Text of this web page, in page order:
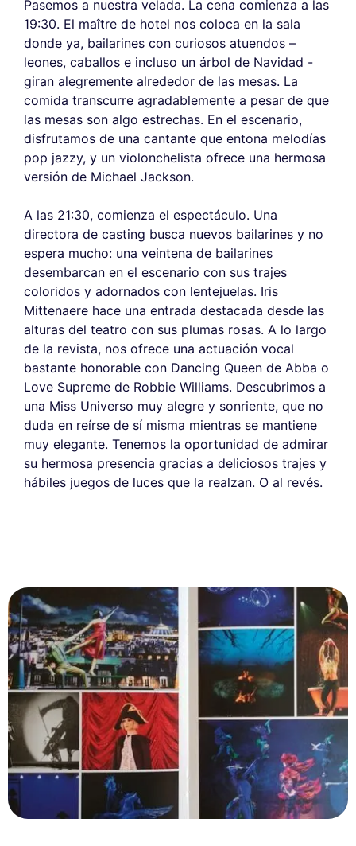
Pasemos a nuestra velada. La cena comienza a las
19:30. El maître de hotel nos coloca en la sala
donde ya, bailarines con curiosos atuendos –
leones, caballos e incluso un árbol de Navidad -
giran alegremente alrededor de las mesas. La
comida transcurre agradablemente a pesar de que
las mesas son algo estrechas. En el escenario,
disfrutamos de una cantante que entona melodías
pop jazzy, y un violonchelista ofrece una hermosa
versión de Michael Jackson.
A las 21:30, comienza el espectáculo. Una
directora de casting busca nuevos bailarines y no
espera mucho: una veintena de bailarines
desembarcan en el escenario con sus trajes
coloridos y adornados con lentejuelas. Iris
Mittenaere hace una entrada destacada desde las
alturas del teatro con sus plumas rosas. A lo largo
de la revista, nos ofrece una actuación vocal
bastante honorable con Dancing Queen de Abba o
Love Supreme de Robbie Williams. Descubrimos a
una Miss Universo muy alegre y sonriente, que no
duda en reírse de sí misma mientras se mantiene
muy elegante. Tenemos la oportunidad de admirar
su hermosa presencia gracias a deliciosos trajes y
hábiles juegos de luces que la realzan. O al revés.